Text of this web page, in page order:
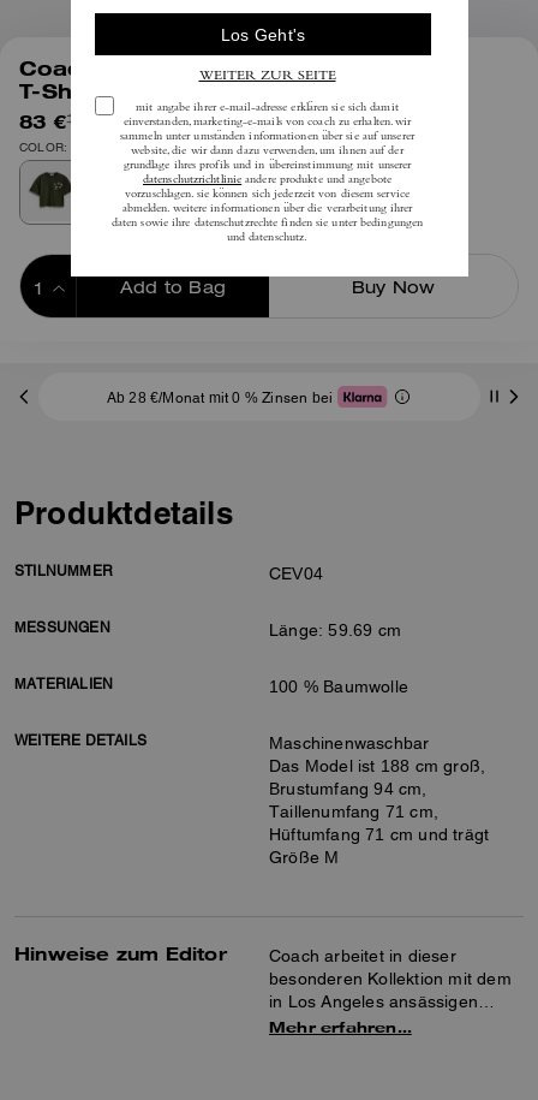
Coach | Brain Dead Football Cropped
T-Shirt
83 €165 € inkl. MwSt.
COLOR: Dunkelgrau
Add to Bag Buy Now
Ab 28 €/Monat mit 0 % Zinsen bei
Produktdetails
STILNUMMER CEV04
MESSUNGEN Länge: 59.69 cm
MATERIALIEN 100 % Baumwolle
WEITERE DETAILS
Maschinenwaschbar
Das Model ist 188 cm groß,
Brustumfang 94 cm,
Taillenumfang 71 cm,
Hüftumfang 71 cm und trägt
Größe M
Hinweise zum Editor
Coach arbeitet in dieser
besonderen Kollektion mit dem
in Los Angeles ansässigen
Künstlerkollektiv Brain Dead
Mehr erfahren…